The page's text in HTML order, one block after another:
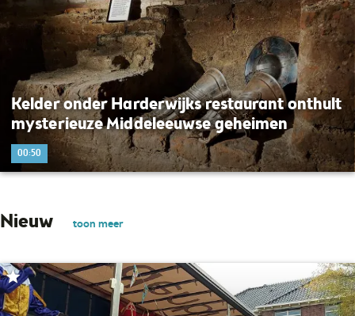
Kelder onder Harderwijks restaurant onthult
mysterieuze Middeleeuwse geheimen
00:50
Nieuw toon meer